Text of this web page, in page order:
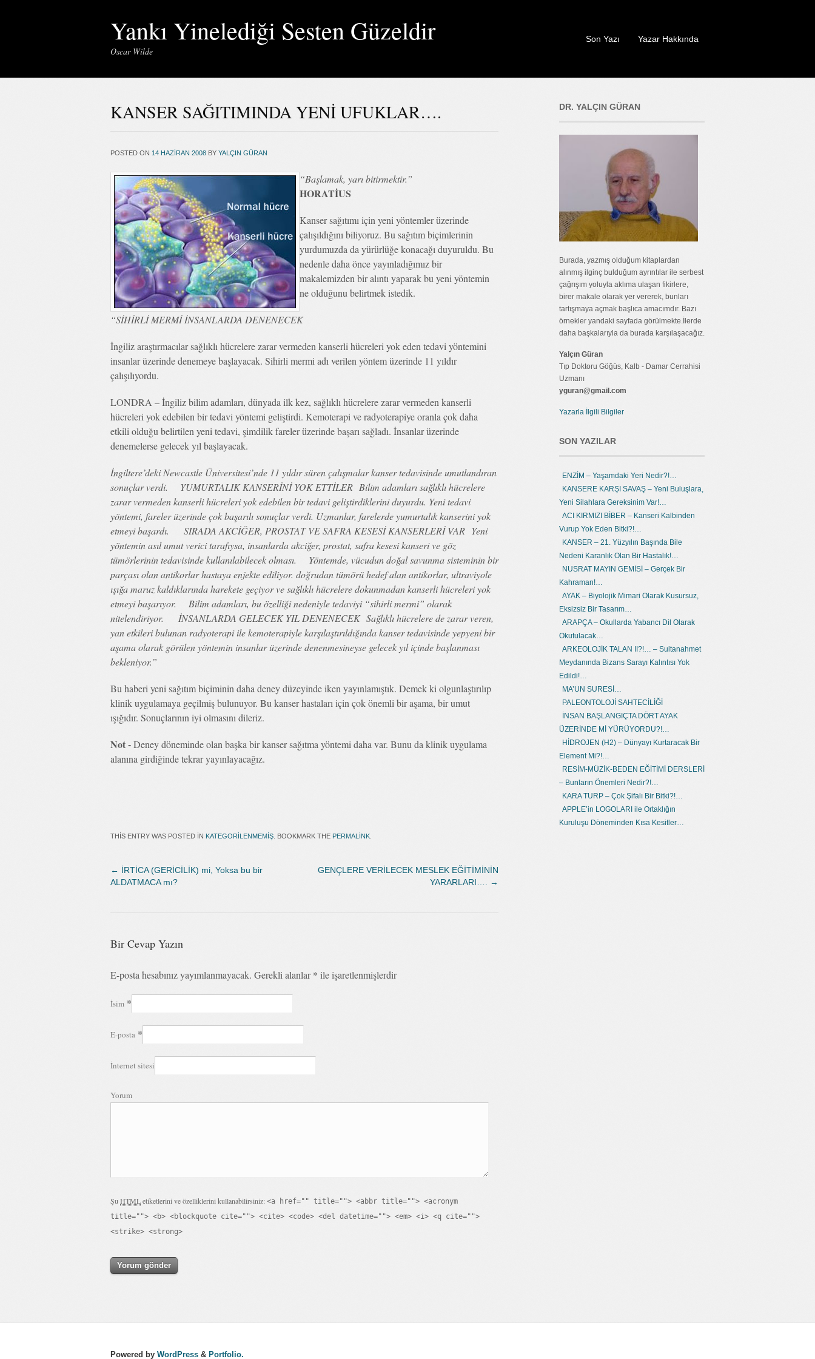
Yankı Yinelediği Sesten Güzeldir
Oscar Wilde
Son Yazı Yazar Hakkında
KANSER SAĞITIMINDA YENİ UFUKLAR….
POSTED ON 14 HAZIRAN 2008 BY YALÇIN GÜRAN
“Başlamak, yarı bitirmektir.”
HORATİUS
Kanser sağıtımı için yeni yöntemler üzerinde
çalışıldığını biliyoruz. Bu sağıtım biçimlerinin
yurdumuzda da yürürlüğe konacağı duyuruldu. Bu
nedenle daha önce yayınladığımız bir
makalemizden bir alıntı yaparak bu yeni yöntemin
ne olduğunu belirtmek istedik.
“SİHİRLİ MERMİ İNSANLARDA DENENECEK
İngiliz araştırmacılar sağlıklı hücrelere zarar vermeden kanserli hücreleri yok eden tedavi yöntemini
insanlar üzerinde denemeye başlayacak. Sihirli mermi adı verilen yöntem üzerinde 11 yıldır
çalışılıyordu.
LONDRA – İngiliz bilim adamları, dünyada ilk kez, sağlıklı hücrelere zarar vermeden kanserli
hücreleri yok edebilen bir tedavi yöntemi geliştirdi. Kemoterapi ve radyoterapiye oranla çok daha
etkili olduğu belirtilen yeni tedavi, şimdilik fareler üzerinde başarı sağladı. İnsanlar üzerinde
denemelerse gelecek yıl başlayacak.
İngiltere’deki Newcastle Üniversitesi’nde 11 yıldır süren çalışmalar kanser tedavisinde umutlandıran
sonuçlar verdi. YUMURTALIK KANSERİNİ YOK ETTİLER Bilim adamları sağlıklı hücrelere
zarar vermeden kanserli hücreleri yok edebilen bir tedavi geliştirdiklerini duyurdu. Yeni tedavi
yöntemi, fareler üzerinde çok başarılı sonuçlar verdi. Uzmanlar, farelerde yumurtalık kanserini yok
etmeyi başardı. SIRADA AKCİĞER, PROSTAT VE SAFRA KESESİ KANSERLERİ VAR Yeni
yöntemin asıl umut verici tarafıysa, insanlarda akciğer, prostat, safra kesesi kanseri ve göz
tümörlerinin tedavisinde kullanılabilecek olması. Yöntemde, vücudun doğal savunma sisteminin bir
parçası olan antikorlar hastaya enjekte ediliyor. doğrudan tümörü hedef alan antikorlar, ultraviyole
ışığa maruz kaldıklarında harekete geçiyor ve sağlıklı hücrelere dokunmadan kanserli hücreleri yok
etmeyi başarıyor. Bilim adamları, bu özelliği nedeniyle tedaviyi “sihirli mermi” olarak
nitelendiriyor. İNSANLARDA GELECEK YIL DENENECEK Sağlıklı hücrelere de zarar veren,
yan etkileri bulunan radyoterapi ile kemoterapiyle karşılaştırıldığında kanser tedavisinde yepyeni bir
aşama olarak görülen yöntemin insanlar üzerinde denenmesineyse gelecek yıl içinde başlanması
bekleniyor.”
Bu haberi yeni sağıtım biçiminin daha deney düzeyinde iken yayınlamıştık. Demek ki olgunlaştırılıp
klinik uygulamaya geçilmiş bulunuyor. Bu kanser hastaları için çok önemli bir aşama, bir umut
ışığıdır. Sonuçlarının iyi olmasını dileriz.
Not -Deney döneminde olan başka bir kanser sağıtma yöntemi daha var. Bunu da klinik uygulama
alanına girdiğinde tekrar yayınlayacağız.
THIS ENTRY WAS POSTED IN KATEGORILENMEMIŞ . BOOKMARK THE PERMALINK
← İRTİCA (GERİCİLİK) mi, Yoksa bu bir
ALDATMACA mı?
GENÇLERE VERİLECEK MESLEK EĞİTİMİNİN
YARARLARI….
→
Bir Cevap Yazın
E-posta hesabınız yayımlanmayacak. Gerekli alanlar* ile işaretlenmişlerdir
İsim *
E-posta *
İnternet sitesi
Yorum
Şu HTMLetiketlerini ve özelliklerini kullanabilirsiniz: <a href="" title=""> <abbr title=""> <acronym
title=""> <b> <blockquote cite=""> <cite> <code> <del datetime=""> <em> <i> <q cite="">
<strike> <strong>
DR. YALÇIN GÜRAN
Burada, yazmış olduğum kitaplardan
alınmış ilginç bulduğum ayrıntılar ile serbest
çağrışım yoluyla aklıma ulaşan fikirlere,
birer makale olarak yer vererek, bunları
tartışmaya açmak başlıca amacımdır. Bazı
örnekler yandaki sayfada görülmekte.İlerde
daha başkalarıyla da burada karşılaşacağız.
Yalçın Güran
Tıp Doktoru Göğüs, Kalb - Damar Cerrahisi
Uzmanı
yguran@gmail.com
Yazarla İlgili Bilgiler
SON YAZILAR
ENZİM – Yaşamdaki Yeri Nedir?!…
KANSERE KARŞI SAVAŞ – Yeni Buluşlara,
Yeni Silahlara Gereksinim Var!…
ACI KIRMIZI BİBER – Kanseri Kalbinden
Vurup Yok Eden Bitki?!…
KANSER – 21. Yüzyılın Başında Bile
Nedeni Karanlık Olan Bir Hastalık!…
NUSRAT MAYIN GEMİSİ – Gerçek Bir
Kahraman!…
AYAK – Biyolojik Mimari Olarak Kusursuz,
Eksizsiz Bir Tasarım…
ARAPÇA – Okullarda Yabancı Dil Olarak
Okutulacak…
ARKEOLOJİK TALAN II?!… – Sultanahmet
Meydanında Bizans Sarayı Kalıntısı Yok
Edildi!…
MA’UN SURESİ…
PALEONTOLOJİ SAHTECİLİĞİ
İNSAN BAŞLANGIÇTA DÖRT AYAK
ÜZERİNDE Mİ YÜRÜYORDU?!…
HİDROJEN (H2) – Dünyayı Kurtaracak Bir
Element Mi?!…
RESİM-MÜZİK-BEDEN EĞİTİMİ DERSLERİ
– Bunların Önemleri Nedir?!…
KARA TURP – Çok Şifalı Bir Bitki?!…
APPLE’in LOGOLARI ile Ortaklığın
Kuruluşu Döneminden Kısa Kesitler…
Powered by WordPress & Portfolio.